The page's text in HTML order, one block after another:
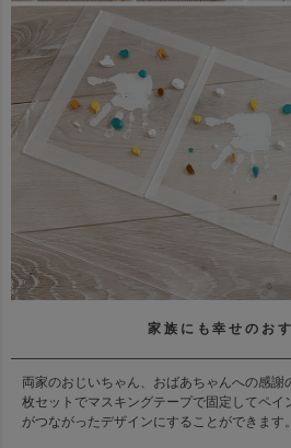
家族にも幸せのお
両家のおじいちゃん、おばあちゃんへの感謝
枚セットでマスキングテープで固定してペイ
がつながったデザインにすることができます。